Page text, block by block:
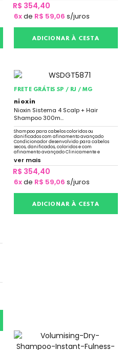
R$ 354,40
6xde R$ 59,06 s/juros
ADICIONAR À CESTA
FRETE GRÁTIS SP / RJ / MG
nioxin
Nioxin Sistema 4 Scalp + Hair
Shampoo 300m...
Shampoo para cabelos coloridos ou
danificados com afinamento avançado
Condicionador desenvolvido para cabelos
secos, danificados, coloridos e com
afinamento avançado Clinicamente e
dermatologicamente testado
ver mais
R$ 354,40
6xde R$ 59,06 s/juros
ADICIONAR À CESTA